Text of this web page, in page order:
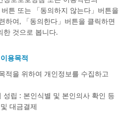
튼 또는 「동의하지 않는다」버튼을
하여, 「동의한다」버튼을 클릭하면
한 것으로 봅니다.
용목적
적을 위하여 개인정보를 수집하고
성립 : 본인식별 및 본인의사 확인 등
대금결제